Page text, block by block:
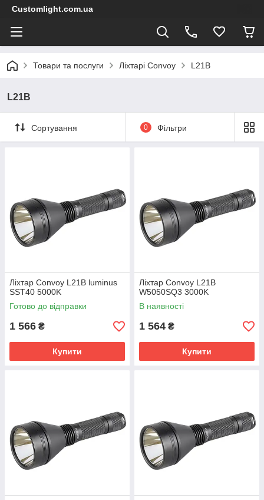
Customlight.com.ua
Товари та послуги Ліхтарі Convoy L21B
L21B
Сортування 0 Фільтри
Ліхтар Convoy L21B luminus
SST40 5000K
Готово до відправки
1 566 ₴
Купити
Ліхтар Convoy L21B
W5050SQ3 3000K
В наявності
1 564 ₴
Купити